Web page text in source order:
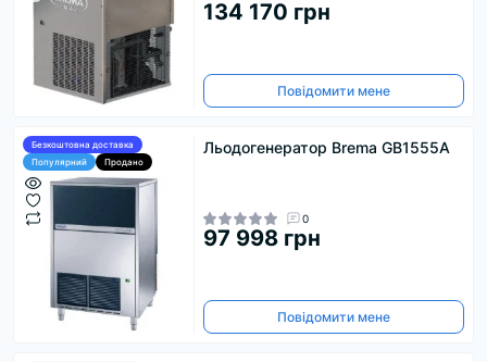
134 170 грн
Повідомити мене
Безкоштовна доставка
Популярний
Продано
Льодогенератор Brema GB1555A
0
97 998 грн
Повідомити мене